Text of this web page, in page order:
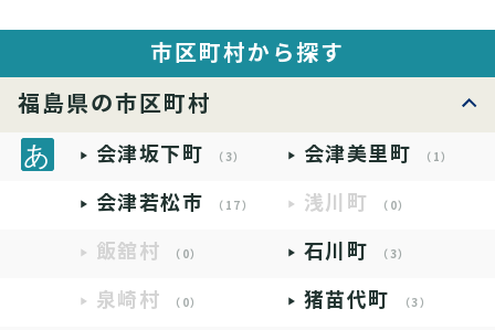
市区町村から探す
福島県の市区町村
会津坂下町 （3） 会津美里町 （1）
会津若松市 （17） 浅川町 （0）
飯舘村 （0） 石川町 （3）
泉崎村 （0） 猪苗代町 （3）